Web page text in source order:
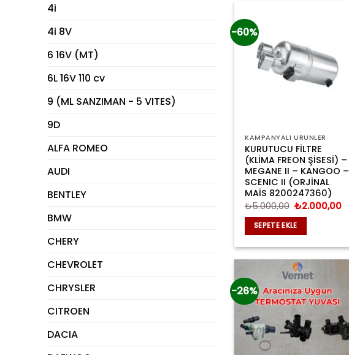
4i
4i 8V
6 16V (MT)
6L 16V 110 cv
9 (ML SANZIMAN - 5 VITES)
9D
ALFA ROMEO
AUDI
BENTLEY
BMW
CHERY
CHEVROLET
CHRYSLER
CITROEN
DACIA
-60%
KAMPANYALI ÜRÜNLER
KURUTUCU FİLTRE
(KLİMA FREON ŞİSESİ) –
MEGANE II – KANGOO –
SCENIC II (ORJİNAL
MAİS 8200247360)
₺5.000,00 Orijinal
fiyat:
₺5.000,00.
₺2.000,00Şu
SEPETE EKLE
-26%